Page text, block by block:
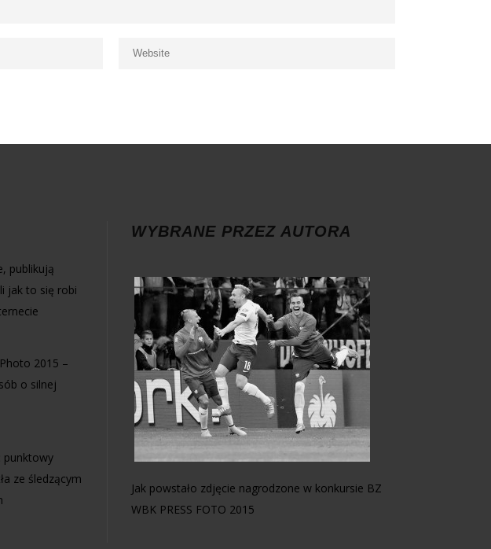
publikują
jak to się robi
2015 –
o silnej
punktowy
ze śledzącym
WYBRANE PRZEZ AUTORA
Jak powstało zdjęcie nagrodzone w konkursie BZ
WBK PRESS FOTO 2015